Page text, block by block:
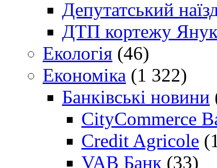
Депутатський
ДТП кортежу
Екологія (46)
Економіка (1 322)
Банківські новини
CityCommerce
Credit Agricole
VAB Банк (33)